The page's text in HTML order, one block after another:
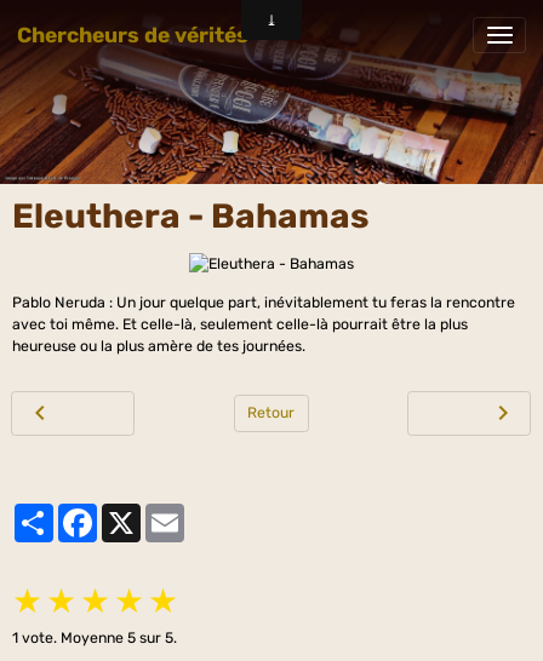
Chercheurs de vérités
Eleuthera - Bahamas
Pablo Neruda : Un jour quelque part, inévitablement tu feras la rencontre
avec toi même. Et celle-là, seulement celle-là pourrait être la plus
heureuse ou la plus amère de tes journées.
Retour
PartagerFacebook
★ ★ ★ ★ ★
1 vote. Moyenne 5 sur 5.